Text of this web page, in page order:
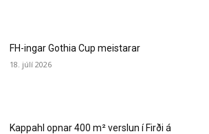
FH-ingar Gothia Cup meistarar
18. júlí 2026
Kappahl opnar 400 m² verslun í Firði á